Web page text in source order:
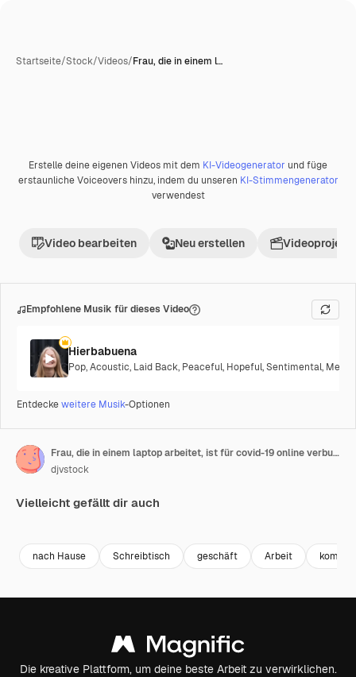
Startseite/Stock/Videos/Frau, die in einem l…
Premium
Erstelle deine eigenen Videos mit dem KI-Videogenerator und füge
erstaunliche Voiceovers hinzu, indem du unseren KI-Stimmengenerator
verwendest
Video bearbeiten Neu erstellen Videoprojekt
Empfohlene Musik für dieses Video
Hierbabuena
Pop,Acoustic, Laid Back, Peaceful, Hopeful,Sentimental,
Entdeckeweitere Musik-Optionen
Frau, die in einem laptop arbeitet, ist für covid-19 online verbunden
djvstock
Vielleicht gefällt dir auch
nach Hause Schreibtisch geschäft Arbeit
Die kreative Plattform, um deine beste Arbeit zu verwirklichen.